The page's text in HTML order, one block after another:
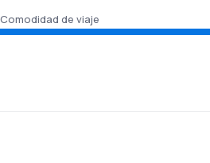
Comodidad de viaje